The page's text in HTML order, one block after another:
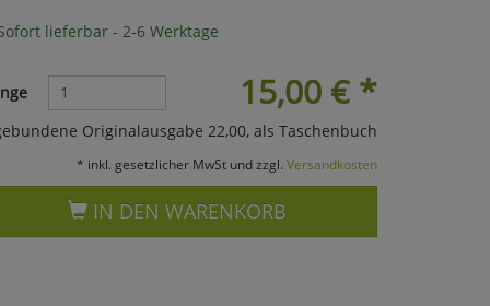
lieferbar - 2-6 Werktage
15,00 €*
Originalausgabe 22,00, als Taschenbuch
* inkl. gesetzlicher MwSt und zzgl. Versandkosten
IN DEN WARENKORB